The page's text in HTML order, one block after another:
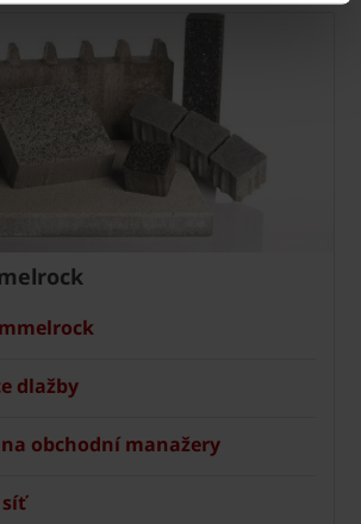
dlažby
obchodní manažery